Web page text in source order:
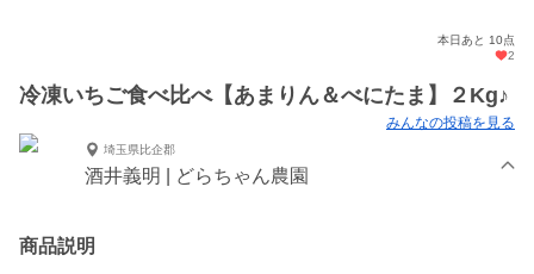
本日あと 10点
2
冷凍いちご食べ比べ【あまりん＆べにたま】２Kg♪
みんなの投稿を見る
埼玉県比企郡
酒井義明 | どらちゃん農園
商品説明